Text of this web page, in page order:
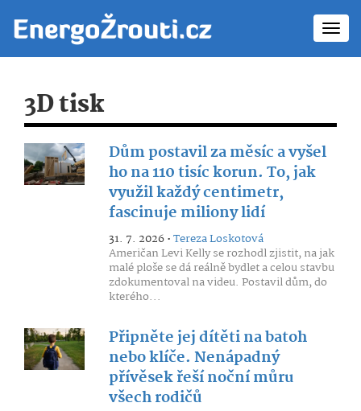
3D tisk
Dům postavil za měsíc a vyšel
ho na 110 tisíc korun. To, jak
využil každý centimetr,
fascinuje miliony lidí
31. 7. 2026 •Tereza Loskotová
Američan Levi Kelly se rozhodl zjistit, na jak
malé ploše se dá reálně bydlet a celou stavbu
zdokumentoval na videu. Postavil dům, do
kterého...
Připněte jej dítěti na batoh
nebo klíče. Nenápadný
přívěsek řeší noční můru
všech rodičů